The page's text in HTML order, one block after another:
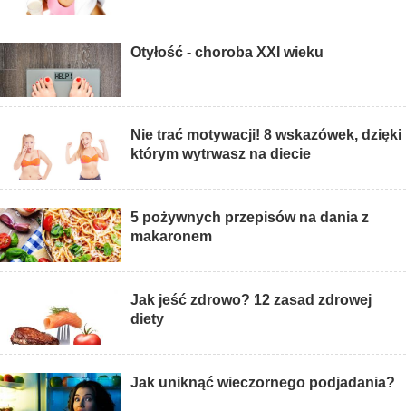
Otyłość - choroba XXI wieku
Nie trać motywacji! 8 wskazówek, dzięki
którym wytrwasz na diecie
5 pożywnych przepisów na dania z
makaronem
Jak jeść zdrowo? 12 zasad zdrowej
diety
Jak uniknąć wieczornego podjadania?